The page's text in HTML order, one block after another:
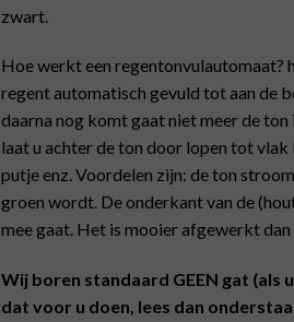
zwart.
Hoe werkt een regentonvulautomaat?
regent automatisch gevuld tot aan de
daarna nog komt gaat niet meer de
laat u achter de ton door lopen tot
putje enz. Voordelen zijn: de ton
groen wordt. De onderkant van de
mee gaat. Het is mooier afgewerkt
Wij boren standaard GEEN gat (als
dat voor u doen, lees dan